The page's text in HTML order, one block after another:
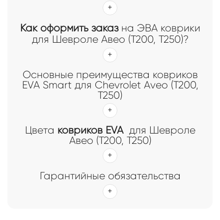
Как оформить заказна ЭВА коврики
для Шевроле Авео (Т200, Т250)?
Основные преимущества ковриков
EVA Smart для Chevrolet Aveo (T200,
T250)
Цвета ковриков EVAдля Шевроле
Авео (Т200, Т250)
Гарантийные обязательства